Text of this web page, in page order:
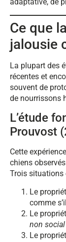
adaptative, de
Ce que
jalousie
La plupart des
récentes et
souvent de
de nourrissons
L’étude
Prouvost
Cette
chiens
Trois situations
Le
comme
Le
non social
Le